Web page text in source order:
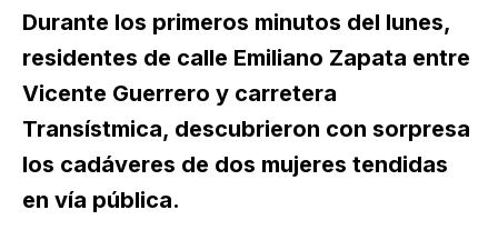
Durante los primeros minutos del lunes,
residentes de calle Emiliano Zapata entre
Vicente Guerrero y carretera
Transístmica, descubrieron con sorpresa
los cadáveres de dos mujeres tendidas
en vía pública.